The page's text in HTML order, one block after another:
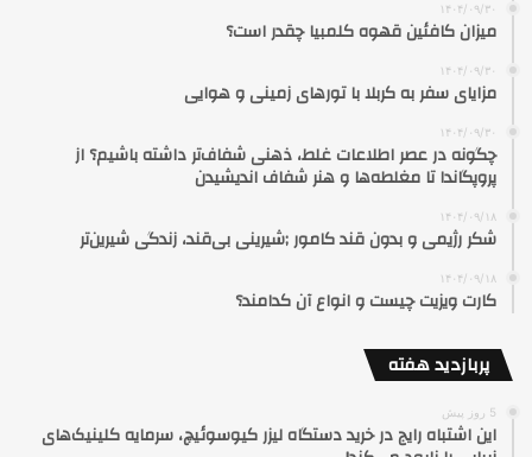
۱۴۰۴/۰۹/۳۰
میزان کافئین قهوه کلمبیا چقدر است؟
۱۴۰۴/۰۹/۳۰
مزایای سفر به کربلا با تورهای زمینی و هوایی
۱۴۰۴/۰۹/۳۰
چگونه در عصر اطلاعات غلط، ذهنی شفاف‌تر داشته باشیم؟ از
پروپگاندا تا مغلطه‌ها و هنر شفاف اندیشیدن
۱۴۰۴/۰۹/۱۸
شکر رژیمی و بدون قند کامور ;شیرینی بی‌قند، زندگی شیرین‌تر
۱۴۰۴/۰۹/۱۸
کارت ویزیت چیست و انواع آن کدامند؟
پربازدید هفته
5 روز پیش
این اشتباه رایج در خرید دستگاه لیزر کیوسوئیچ، سرمایه کلینیک‌های